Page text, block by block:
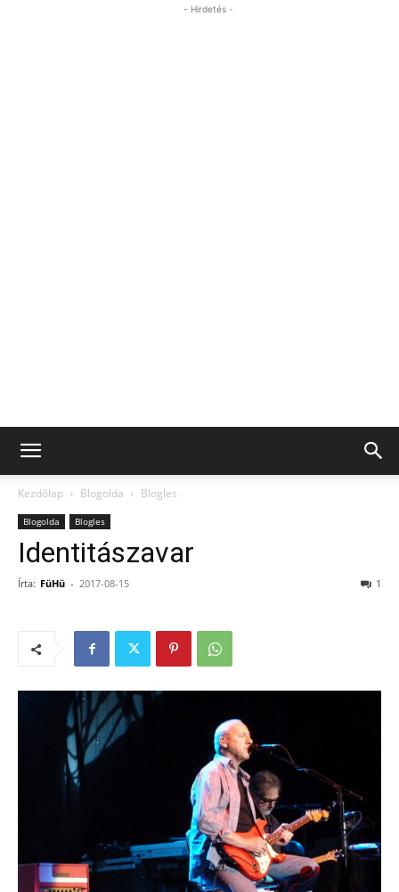
- Hirdetés -
Kezdőlap Blogolda Blogles
Blogolda Blogles
Identitászavar
Írta: FüHü - 2017-08-15 1